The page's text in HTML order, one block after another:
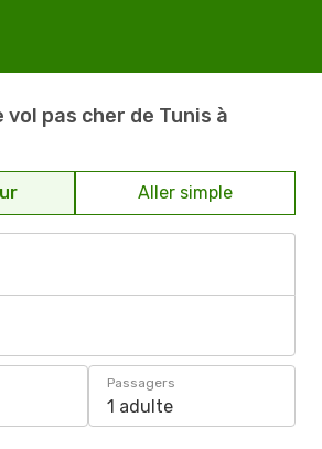
pas cher de Tunis à
Aller simple
Passagers
1 adulte